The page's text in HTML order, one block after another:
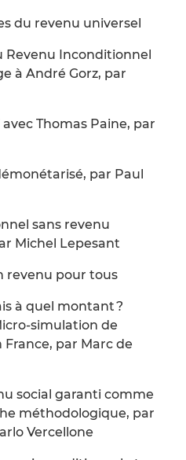
du revenu universel
Revenu Inconditionnel
à André Gorz, par
Thomas Paine, par
par Paul
sans revenu
Michel Lepesant
revenu pour tous
à quel montant ?
simulation de
France, par Marc de
social garanti comme
méthodologique, par
Vercellone